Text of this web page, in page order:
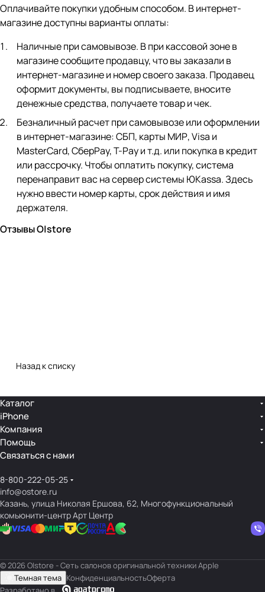
Оплачивайте покупки удобным способом. В интернет-
магазине доступны варианты оплаты:
Наличные при самовывозе. В при кассовой зоне в
магазине сообщите продавцу, что вы заказали в
интернет-магазине и номер своего заказа. Продавец
оформит документы, вы подписываете, вносите
денежные средства, получаете товар и чек.
Безналичный расчет при самовывозе или оформлении
в интернет-магазине: СБП, карты МИР, Visa и
MasterCard, СберPay, Т-Pay и т.д. или покупка в кредит
или рассрочку. Чтобы оплатить покупку, система
перенаправит вас на сервер системы ЮKassa. Здесь
нужно ввести номер карты, срок действия и имя
держателя.
Отзывы O|store
Назад к списку
Каталог
iPhone
Компания
Помощь
Связаться с нами
8-800-222-05-25
info@ostore.ru
Казань, улица Николая Ершова, 62, Многофункциональный
комьюнити-центр Арт Центр
© 2026 O|store - Сеть салонов оригинальной техники Apple
Темная тема КонфиденциальностьОферта